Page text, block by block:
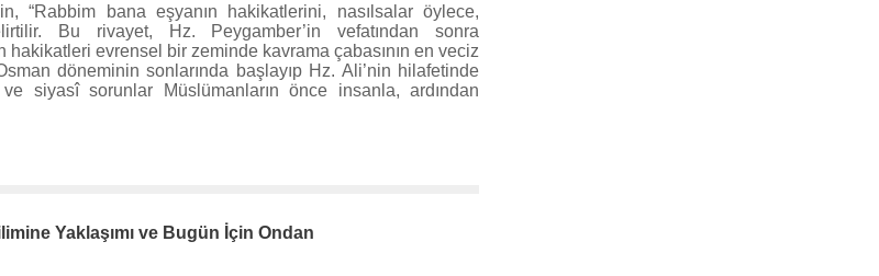
“Rabbim bana eşyanın hakikatlerini, nasılsalar öylece,
Bu rivayet, Hz. Peygamber’in vefatından sonra
hakikatleri evrensel bir zeminde kavrama çabasının en veciz
döneminin sonlarında başlayıp Hz. Ali’nin hilafetinde
siyasî sorunlar Müslümanların önce insanla, ardından
Yaklaşımı ve Bugün İçin Ondan